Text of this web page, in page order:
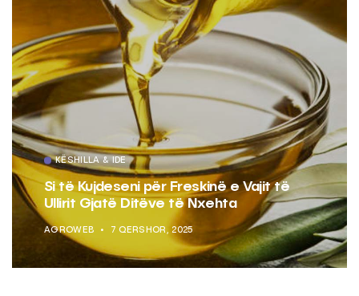
KËSHILLA & IDE
Si të Kujdeseni për Freskinë e Vajit të
Ullirit Gjatë Ditëve të Nxehta
AGROWEB 7 QERSHOR, 2025